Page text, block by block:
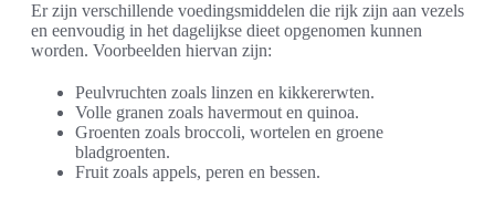
Er zijn verschillende voedingsmiddelen die rijk zijn aan vezels
en eenvoudig in het dagelijkse dieet opgenomen kunnen
worden. Voorbeelden hiervan zijn:
Peulvruchten zoals linzen en kikkererwten.
Volle granen zoals havermout en quinoa.
Groenten zoals broccoli, wortelen en groene
bladgroenten.
Fruit zoals appels, peren en bessen.